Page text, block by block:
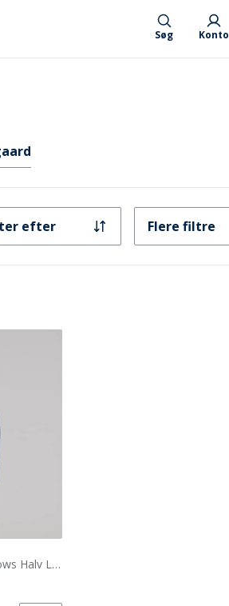
Søg Konto
efter Flere filtre
Trespass Junior Piger Meadows Halv Lynlås Fleece Navy / Pink Logo